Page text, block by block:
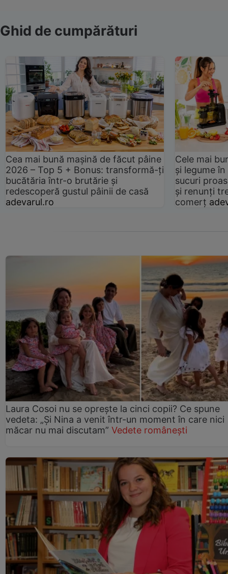
Ghid de cumpărături
Cea mai bună mașină de făcut pâine
2026 – Top 5 + Bonus: transformă-ți
bucătăria într-o brutărie și
redescoperă gustul pâinii de casă
adevarul.ro
Cele mai
și legume
sucuri
și renunți
comerț
Laura Cosoi nu se oprește la cinci copii? Ce spune
vedeta: „Și Nina a venit într-un moment în care nici
măcar nu mai discutam” Vedete românești